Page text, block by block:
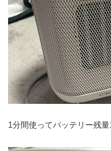
1分間使ってバッテリー残量